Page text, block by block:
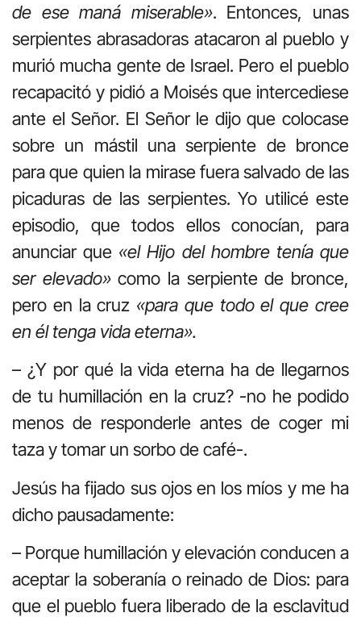
de ese maná miserable». Entonces, unas
serpientes abrasadoras atacaron al pueblo y
murió mucha gente de Israel. Pero el pueblo
recapacitó y pidió a Moisés que intercediese
ante el Señor. El Señor le dijo que colocase
sobre un mástil una serpiente de bronce
para que quien la mirase fuera salvado de las
picaduras de las serpientes. Yo utilicé este
episodio, que todos ellos conocían, para
anunciar que «el Hijo del hombre tenía que
ser elevado»como la serpiente de bronce,
pero en la cruz «para que todo el que cree
en él tenga vida eterna».
– ¿Y por qué la vida eterna ha de llegarnos
de tu humillación en la cruz? -no he podido
menos de responderle antes de coger mi
taza y tomar un sorbo de café-.
Jesús ha fijado sus ojos en los míos y me ha
dicho pausadamente:
– Porque humillación y elevación conducen a
aceptar la soberanía o reinado de Dios: para
que el pueblo fuera liberado de la esclavitud